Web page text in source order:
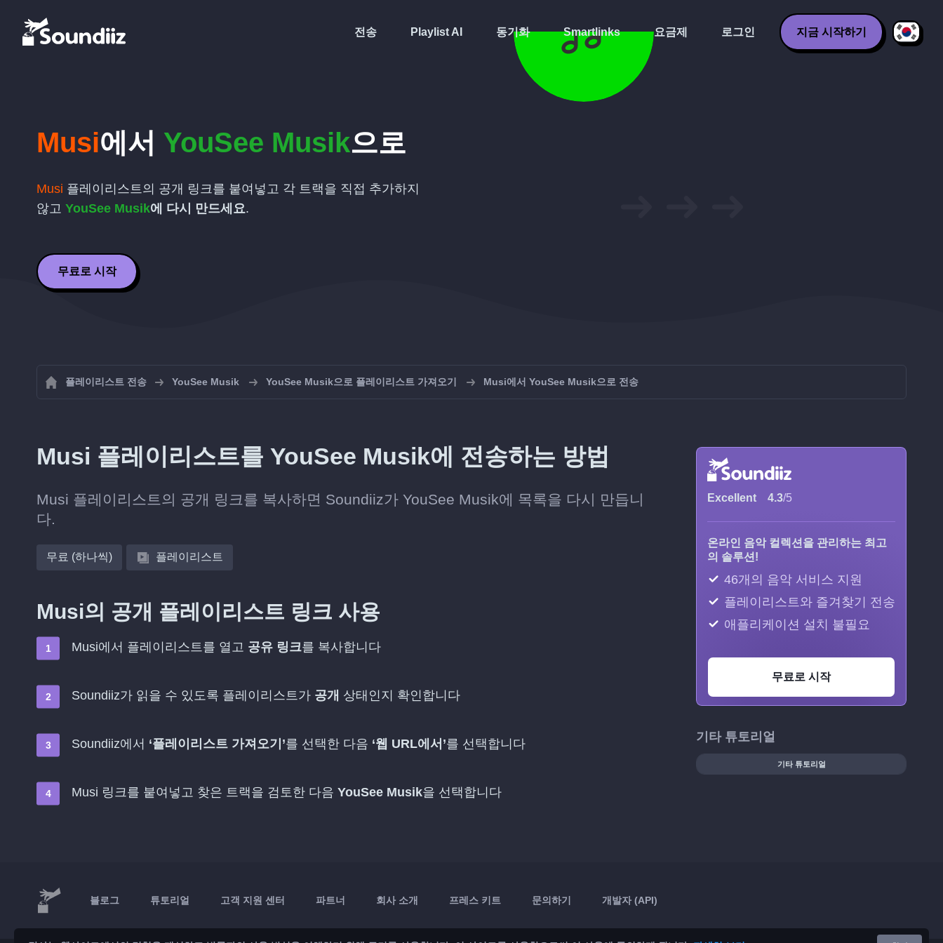
전송 Playlist AI 동기화 Smartlinks 요금제 로그인 지금 시작하기
Musi에서 YouSee Musik으로
Musi 플레이리스트의 공개 링크를 붙여넣고 각 트랙을 직접 추가하지
않고 YouSee Musik에 다시 만드세요.
무료로 시작
플레이리스트 전송 YouSee Musik YouSee Musik으로 플레이리스트 가져오기 Musi에서 YouSee Musik으로 전송
Musi 플레이리스트를 YouSee Musik에 전송하는 방법
Musi 플레이리스트의 공개 링크를 복사하면 Soundiiz가 YouSee Musik에 목록을 다시 만듭니
다.
무료 (하나씩) 플레이리스트
Musi의 공개 플레이리스트 링크 사용
Musi에서 플레이리스트를 열고 공유 링크를 복사합니다
Soundiiz가 읽을 수 있도록 플레이리스트가 공개 상태인지 확인합니다
Soundiiz에서 ‘플레이리스트 가져오기’를 선택한 다음 ‘웹 URL에서’를 선택합니다
Musi 링크를 붙여넣고 찾은 트랙을 검토한 다음 YouSee Musik을 선택합니다
Excellent 4.3/5
온라인 음악 컬렉션을 관리하는 최고
의 솔루션!
46개의 음악 서비스 지원
플레이리스트와 즐겨찾기 전송
애플리케이션 설치 불필요
무료로 시작
기타 튜토리얼
기타 튜토리얼
블로그 튜토리얼 고객 지원 센터 파트너 회사 소개 프레스 키트 문의하기 개발자 (API)